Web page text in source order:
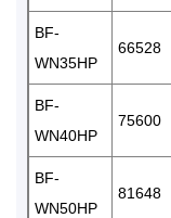
BF-
WN35HP
66528
BF-
WN40HP
75600
BF-
WN50HP
81648